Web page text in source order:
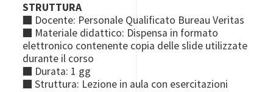
STRUTTURA
■ Docente: Personale Qualificato Bureau Veritas
■ Materiale didattico: Dispensa in formato
elettronico contenente copia delle slide utilizzate
durante il corso
■ Durata: 1 gg
■ Struttura: Lezione in aula con esercitazioni